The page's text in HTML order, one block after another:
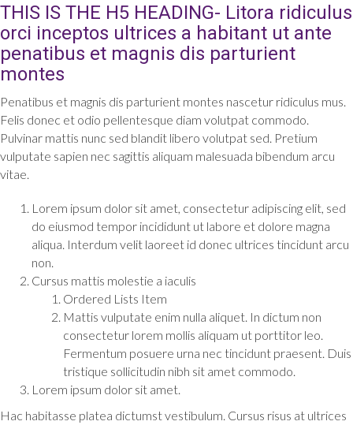
THIS IS THE H5 HEADING- Litora ridiculus
orci inceptos ultrices a habitant ut ante
penatibus et magnis dis parturient
montes
Penatibus et magnis dis parturient montes nascetur ridiculus mus.
Felis donec et odio pellentesque diam volutpat commodo.
Pulvinar mattis nunc sed blandit libero volutpat sed. Pretium
vulputate sapien nec sagittis aliquam malesuada bibendum arcu
vitae.
Lorem ipsum dolor sit amet, consectetur adipiscing elit, sed
do eiusmod tempor incididunt ut labore et dolore magna
aliqua. Interdum velit laoreet id donec ultrices tincidunt arcu
non.
Cursus mattis molestie a iaculis
Ordered Lists Item
Mattis vulputate enim nulla aliquet. In dictum non
consectetur lorem mollis aliquam ut porttitor leo.
Fermentum posuere urna nec tincidunt praesent. Duis
tristique sollicitudin nibh sit amet commodo.
Lorem ipsum dolor sit amet.
Hac habitasse platea dictumst vestibulum. Cursus risus at ultrices